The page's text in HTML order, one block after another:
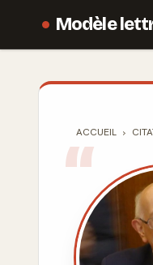
Modèle
ACCUEIL